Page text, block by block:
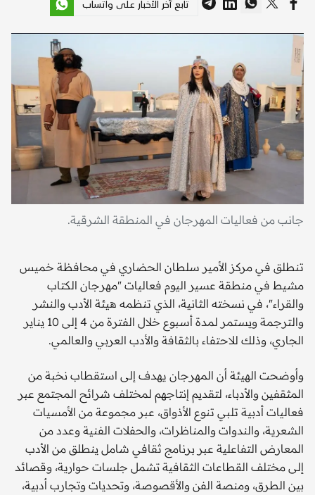
تابع آخر الأخبار على واتساب
جانب من فعاليات المهرجان في المنطقة الشرقية.
تنطلق في مركز الأمير سلطان الحضاري في محافظة خميس
مشيط في منطقة عسير اليوم فعاليات "مهرجان الكتاب
والقراء"، في نسخته الثانية، الذي تنظمه هيئة الأدب والنشر
والترجمة ويستمر لمدة أسبوع خلال الفترة من 4 إلى 10 يناير
الجاري، وذلك للاحتفاء بالثقافة والأدب العربي والعالمي.
وأوضحت الهيئة أن المهرجان يهدف إلى استقطاب نخبة من
المثقفين والأدباء، لتقديم إنتاجهم لمختلف شرائح المجتمع عبر
فعاليات أدبية تلبي تنوع الأذواق، عبر مجموعة من الأمسيات
الشعرية، والندوات والمناظرات، والحفلات الفنية وعدد من
المعارض التفاعلية عبر برنامج ثقافي شامل ينطلق من الأدب
إلى مختلف القطاعات الثقافية تشمل جلسات حوارية، وقصائد
بين الطرق، ومنصة الفن والأقصوصة، وتحديات وتجارب أدبية،